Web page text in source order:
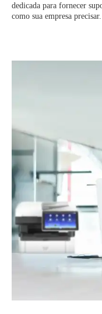
dedicada para fornecer
como sua empresa precisar.